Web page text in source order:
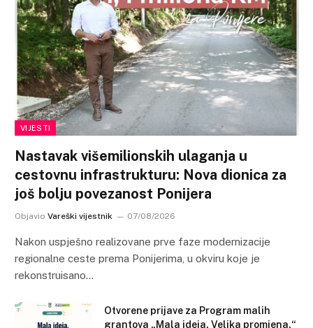
VIJESTI
Nastavak višemilionskih ulaganja u
cestovnu infrastrukturu: Nova dionica za
još bolju povezanost Ponijera
Objavio Vareški vijestnik 07/08/2026
Nakon uspješno realizovane prve faze modernizacije
regionalne ceste prema Ponijerima, u okviru koje je
rekonstruisano…
Otvorene prijave za Program malih
grantova „Mala ideja. Velika promjena.“